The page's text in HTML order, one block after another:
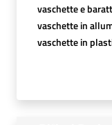
vaschette e
vaschette in
vaschette in